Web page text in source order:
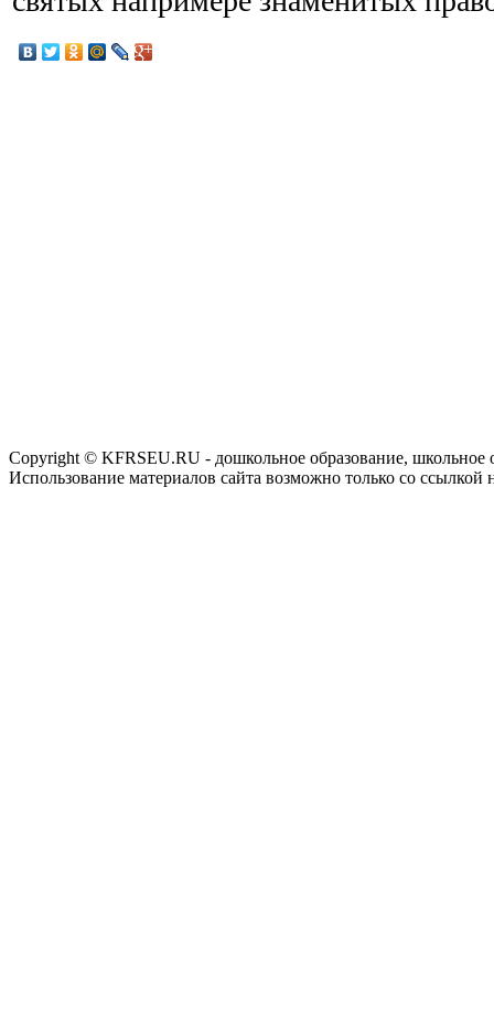
Copyright © KFRSEU.RU - дошкольное образование, школьное
Использование материалов сайта возможно только со ссылкой